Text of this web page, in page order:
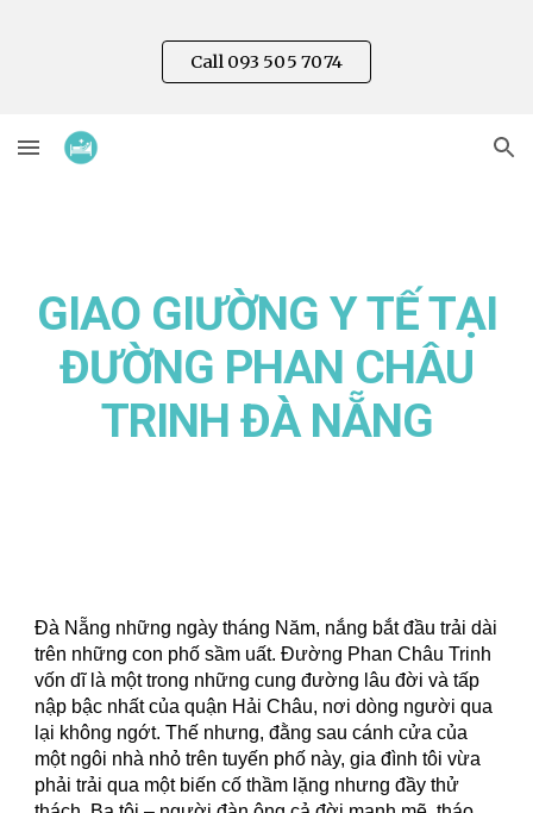
Skip to main content
Skip to navigation
Call 093 505 7074
GIAO GIƯỜNG Y TẾ TẠI
ĐƯỜNG PHAN CHÂU
TRINH ĐÀ NẴNG
Đà Nẵng những ngày tháng Năm, nắng bắt đầu trải dài
trên những con phố sầm uất. Đường Phan Châu Trinh
vốn dĩ là một trong những cung đường lâu đời và tấp
nập bậc nhất của quận Hải Châu, nơi dòng người qua
lại không ngớt. Thế nhưng, đằng sau cánh cửa của
một ngôi nhà nhỏ trên tuyến phố này, gia đình tôi vừa
phải trải qua một biến cố thầm lặng nhưng đầy thử